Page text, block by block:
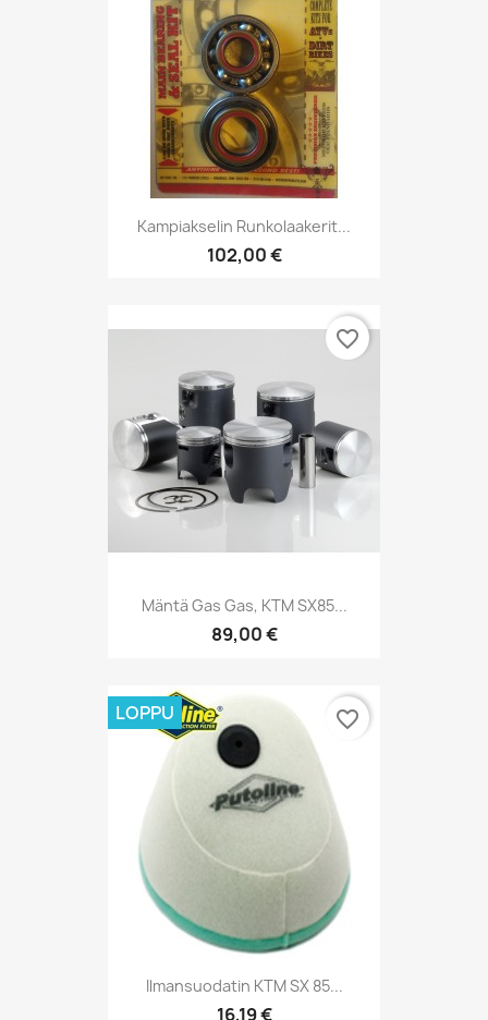
Kampiakselin Runkolaakerit...
102,00 €
Mäntä Gas Gas, KTM SX85...
89,00 €
favorite_border
Ilmansuodatin KTM SX 85...
16,19 €
LOPPU favorite_border